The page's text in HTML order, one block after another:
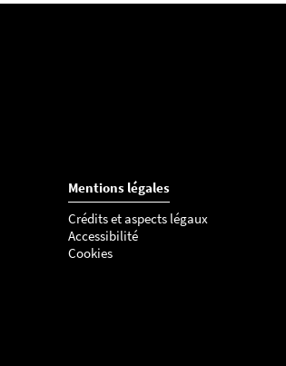
Mentions légales
Crédits et aspects légaux
Accessibilité
Cookies